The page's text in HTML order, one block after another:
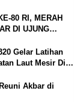
TAHUN
80 RI, MERAH
DI UJUNG
Gelar Latihan
Laut Mesir Di
Akbar di